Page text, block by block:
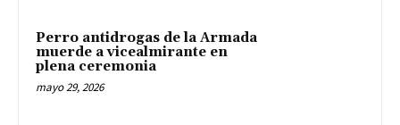
Perro antidrogas de la Armada
muerde a vicealmirante en
plena ceremonia
mayo 29, 2026